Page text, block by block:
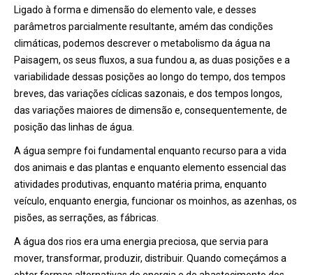
Ligado à forma e dimensão do elemento vale, e desses
parâmetros parcialmente resultante, amém das condições
climáticas, podemos descrever o metabolismo da água na
Paisagem, os seus fluxos, a sua fundou a, as duas posições e a
variabilidade dessas posições ao longo do tempo, dos tempos
breves, das variações cíclicas sazonais, e dos tempos longos,
das variações maiores de dimensão e, consequentemente, de
posição das linhas de água.
A água sempre foi fundamental enquanto recurso para a vida
dos animais e das plantas e enquanto elemento essencial das
atividades produtivas, enquanto matéria prima, enquanto
veículo, enquanto energia, funcionar os moinhos, as azenhas, os
pisões, as serrações, as fábricas.
A água dos rios era uma energia preciosa, que servia para
mover, transformar, produzir, distribuir. Quando começámos a